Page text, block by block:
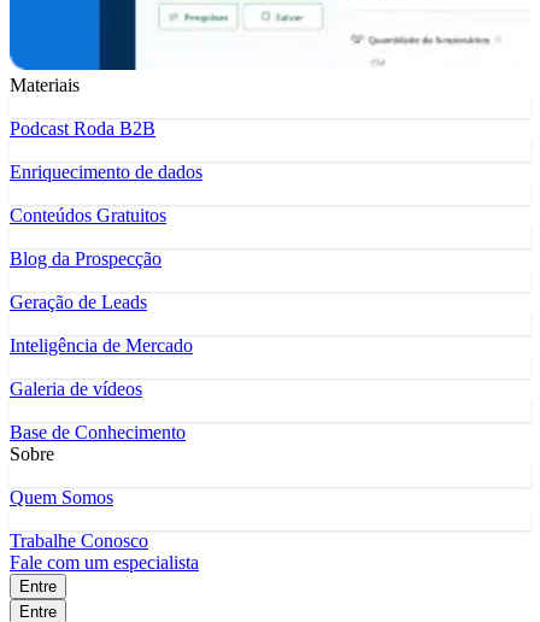
Materiais
Podcast Roda B2B
Enriquecimento de dados
Conteúdos Gratuitos
Blog da Prospecção
Geração de Leads
Inteligência de Mercado
Galeria de vídeos
Base de Conhecimento
Sobre
Quem Somos
Trabalhe Conosco
Fale com um especialista
Entre
Entre